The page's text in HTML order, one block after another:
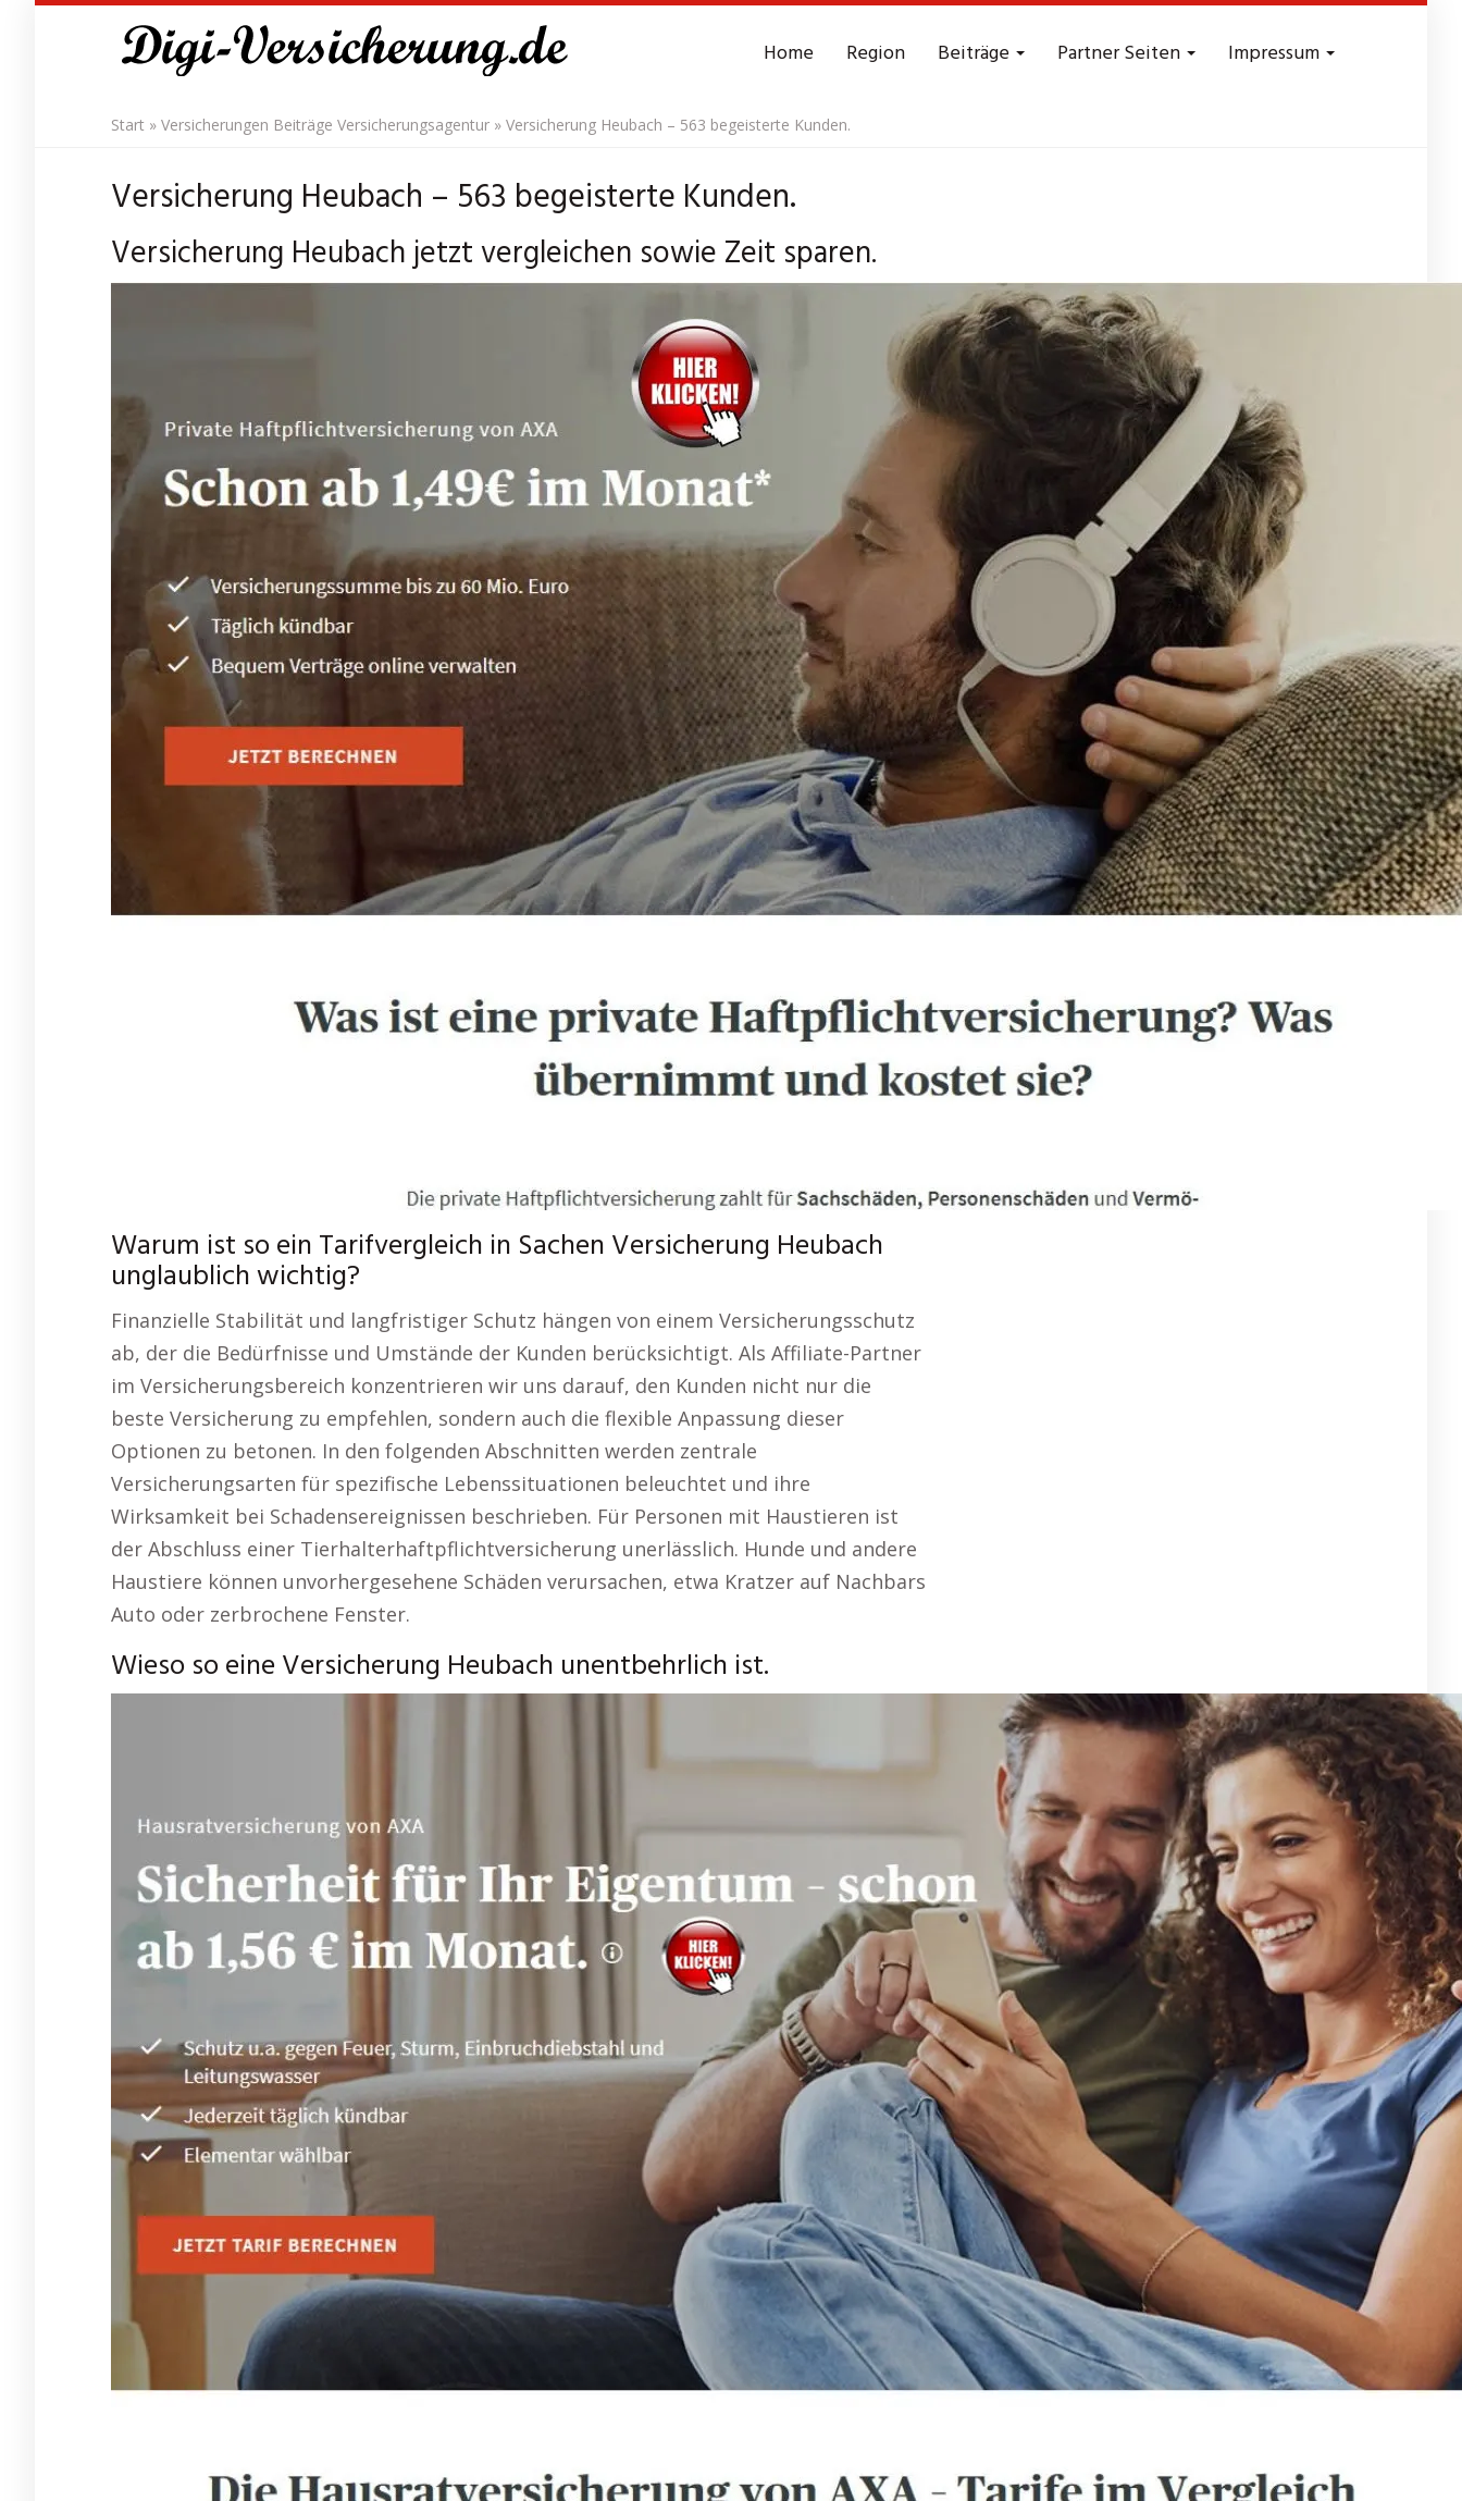
Home Region Beiträge Partner Seiten Impressum
Start » Versicherungen Beiträge Versicherungsagentur » Versicherung Heubach – 563 begeisterte Kunden.
Versicherung Heubach – 563 begeisterte Kunden.
Versicherung Heubach jetzt vergleichen sowie Zeit sparen.
Warum ist so ein Tarifvergleich in Sachen Versicherung Heubach
unglaublich wichtig?
Finanzielle Stabilität und langfristiger Schutz hängen von einem Versicherungsschutz
ab, der die Bedürfnisse und Umstände der Kunden berücksichtigt. Als Affiliate-Partner
im Versicherungsbereich konzentrieren wir uns darauf, den Kunden nicht nur die
beste Versicherung zu empfehlen, sondern auch die flexible Anpassung dieser
Optionen zu betonen. In den folgenden Abschnitten werden zentrale
Versicherungsarten für spezifische Lebenssituationen beleuchtet und ihre
Wirksamkeit bei Schadensereignissen beschrieben. Für Personen mit Haustieren ist
der Abschluss einer Tierhalterhaftpflichtversicherung unerlässlich. Hunde und andere
Haustiere können unvorhergesehene Schäden verursachen, etwa Kratzer auf Nachbars
Auto oder zerbrochene Fenster.
Wieso so eine Versicherung Heubach unentbehrlich ist.